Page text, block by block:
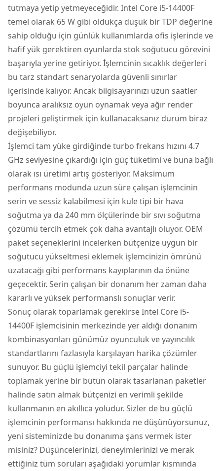
tutmaya yetip yetmeyeceğidir. Intel Core i5-14400F
temel olarak 65 W gibi oldukça düşük bir TDP değerine
sahip olduğu için günlük kullanımlarda ofis işlerinde ve
hafif yük gerektiren oyunlarda stok soğutucu görevini
başarıyla yerine getiriyor. İşlemcinin sıcaklık değerleri
bu tarz standart senaryolarda güvenli sınırlar
içerisinde kalıyor. Ancak bilgisayarınızı uzun saatler
boyunca aralıksız oyun oynamak veya ağır render
projeleri geliştirmek için kullanacaksanız durum biraz
değişebiliyor.
İşlemci tam yüke girdiğinde turbo frekans hızını 4.7
GHz seviyesine çıkardığı için güç tüketimi ve buna bağlı
olarak ısı üretimi artış gösteriyor. Maksimum
performans modunda uzun süre çalışan işlemcinin
serin ve sessiz kalabilmesi için kule tipi bir hava
soğutma ya da 240 mm ölçülerinde bir sıvı soğutma
çözümü tercih etmek çok daha avantajlı oluyor. OEM
paket seçeneklerini incelerken bütçenize uygun bir
soğutucu yükseltmesi eklemek işlemcinizin ömrünü
uzatacağı gibi performans kayıplarının da önüne
geçecektir. Serin çalışan bir donanım her zaman daha
kararlı ve yüksek performanslı sonuçlar verir.
Sonuç olarak toparlamak gerekirse Intel Core i5-
14400F işlemcisinin merkezinde yer aldığı donanım
kombinasyonları günümüz oyunculuk ve yayıncılık
standartlarını fazlasıyla karşılayan harika çözümler
sunuyor. Bu güçlü işlemciyi tekil parçalar halinde
toplamak yerine bir bütün olarak tasarlanan paketler
halinde satın almak bütçenizi en verimli şekilde
kullanmanın en akıllıca yoludur. Sizler de bu güçlü
işlemcinin performansı hakkında ne düşünüyorsunuz,
yeni sisteminizde bu donanıma şans vermek ister
misiniz? Düşüncelerinizi, deneyimlerinizi ve merak
ettiğiniz tüm soruları aşağıdaki yorumlar kısmında